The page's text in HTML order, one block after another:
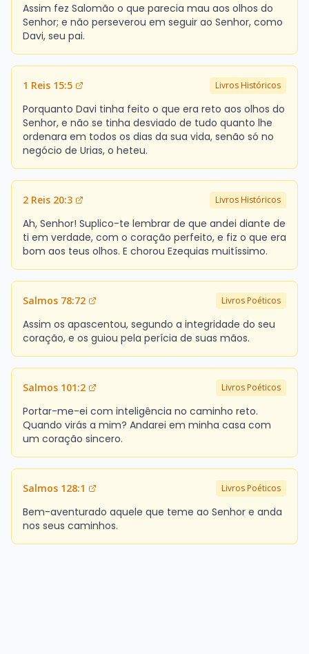
Assim fez Salomão o que parecia mau aos olhos do
Senhor; e não perseverou em seguir ao Senhor, como
Davi, seu pai.
1 Reis 15:5 Livros Históricos
Porquanto Davi tinha feito o que era reto aos olhos do
Senhor, e não se tinha desviado de tudo quanto lhe
ordenara em todos os dias da sua vida, senão só no
negócio de Urias, o heteu.
2 Reis 20:3 Livros Históricos
Ah, Senhor! Suplico-te lembrar de que andei diante de
ti em verdade, com o coração perfeito, e fiz o que era
bom aos teus olhos. E chorou Ezequias muitíssimo.
Salmos 78:72 Livros Poéticos
Assim os apascentou, segundo a integridade do seu
coração, e os guiou pela perícia de suas mãos.
Salmos 101:2 Livros Poéticos
Portar-me-ei com inteligência no caminho reto.
Quando virás a mim? Andarei em minha casa com
um coração sincero.
Salmos 128:1 Livros Poéticos
Bem-aventurado aquele que teme ao Senhor e anda
nos seus caminhos.